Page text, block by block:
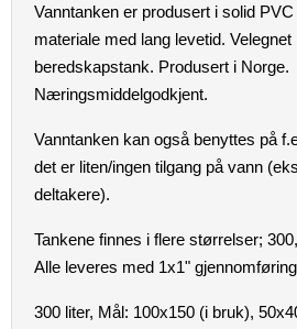
Vanntanken er produsert i solid
materiale med lang levetid.
beredskapstank. Produsert i Norge.
Næringsmiddelgodkjent.
Vanntanken kan også benyttes på
det er liten/ingen tilgang på vann
deltakere).
Tankene finnes i flere størrelser;
Alle leveres med 1x1"
300 liter, Mål: 100x150 (i bruk),